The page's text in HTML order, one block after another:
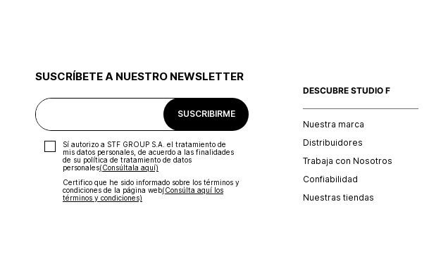
SUSCRÍBETE A NUESTRO NEWSLETTER
SUSCRIBIRME
Sí autorizo a STF GROUP S.A. el tratamiento de
mis datos personales, de acuerdo a las finalidades
de su política de tratamiento de datos
personales‎(Consúltala aquí)
Certifico que he sido informado sobre los términos y
condiciones de la página web‎(Consúlta aquí los
términos y condiciones)
DESCUBRE STUDIO F
Nuestra marca
Distribuidores
Trabaja con Nosotros
Confiabilidad
Nuestras tiendas